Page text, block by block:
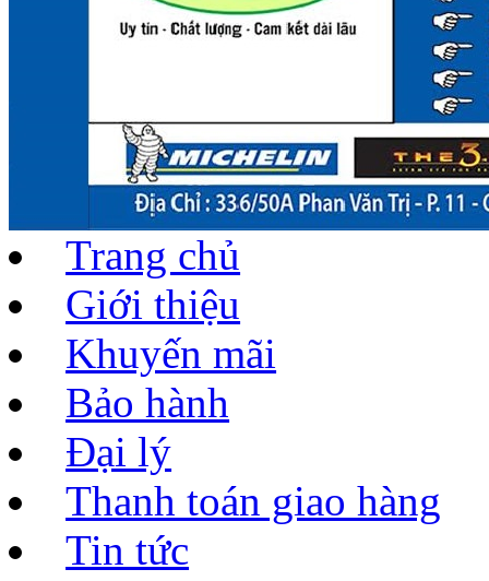
Trang chủ
Giới thiệu
Khuyến mãi
Bảo hành
Đại lý
Thanh toán giao hàng
Tin tức